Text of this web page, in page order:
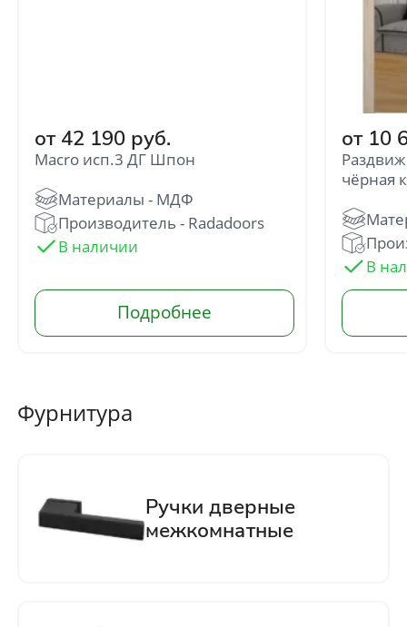
от 42 190 руб.
Macro исп.3 ДГ Шпон
Производитель - Radadoors
от 10
чёрная
Фурнитура